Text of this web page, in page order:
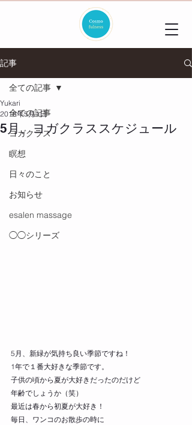
記事
全ての記事
ヨガクラス
瞑想
日々のこと
お知らせ
esalen massage
◯◯シリーズ
全ての記事
5月、ヨガクラススケジュール
Yukari
2018年5月1日
5月、新緑が気持ち良い季節ですね！
1年で１番大好きな季節です。
子供の頃から夏が大好きだったのだけど
年齢でしょうか（笑）
最近は春から初夏が大好き！
毎日、ワンコのお散歩の時に